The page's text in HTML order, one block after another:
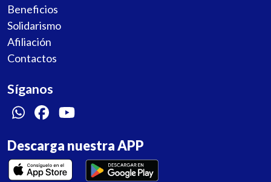
Beneficios
Solidarismo
Afiliación
Contactos
Síganos
Descarga nuestra APP